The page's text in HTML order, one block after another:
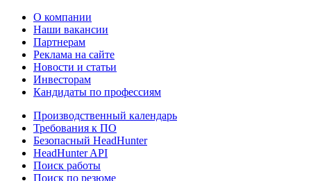
О компании
Наши вакансии
Партнерам
Реклама на сайте
Новости и статьи
Инвесторам
Кандидаты по профессиям
Производственный календарь
Требования к ПО
Безопасный HeadHunter
HeadHunter API
Поиск работы
Поиск по резюме